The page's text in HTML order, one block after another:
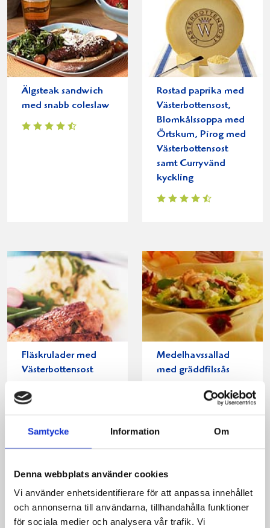
Samtycke Information Om
Denna webbplats använder cookies
Vi använder enhetsidentifierare för att anpassa innehållet
och annonserna till användarna, tillhandahålla funktioner
för sociala medier och analysera vår trafik. Vi
Älgsteak sandwich
med snabb coleslaw
Rostad paprika med
Västerbottensost,
Blomkålssoppa med
Örtskum, Pirog med
Västerbottensost
samt Curryvänd
kyckling
Fläskrulader med
Västerbottensost
Medelhavssallad
med gräddfilssås